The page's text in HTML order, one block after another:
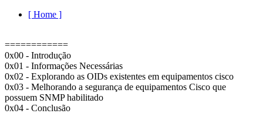
[ Home ]
============
0x00 - Introdução
0x01 - Informações Necessárias
0x02 - Explorando as OIDs existentes em equipamentos cisco
0x03 - Melhorando a segurança de equipamentos Cisco que
possuem SNMP habilitado
0x04 - Conclusão